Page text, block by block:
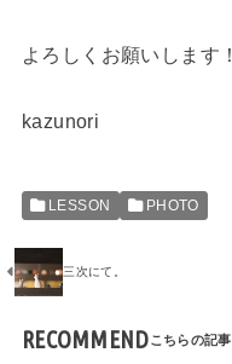
よろしくお願いします！
kazunori
LESSON PHOTO
三次にて。
RECOMMEND